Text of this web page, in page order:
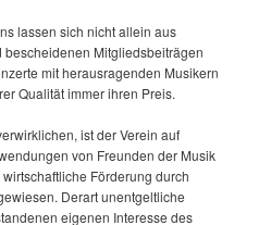
lassen sich nicht allein aus
Mitgliedsbeiträgen
mit herausragenden Musikern
Qualität immer ihren Preis.
ist der Verein auf
von Freunden der Musik
Förderung durch
Derart unentgeltliche
eigenen Interesse des